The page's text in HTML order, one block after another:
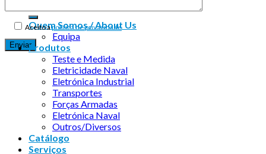
Aceito apolítica de privacidade
Quem Somos / About Us
Equipa
Produtos
Teste e Medida
Eletricidade Naval
Eletrónica Industrial
Transportes
Forças Armadas
Eletrónica Naval
Outros/Diversos
Catálogo
Serviços